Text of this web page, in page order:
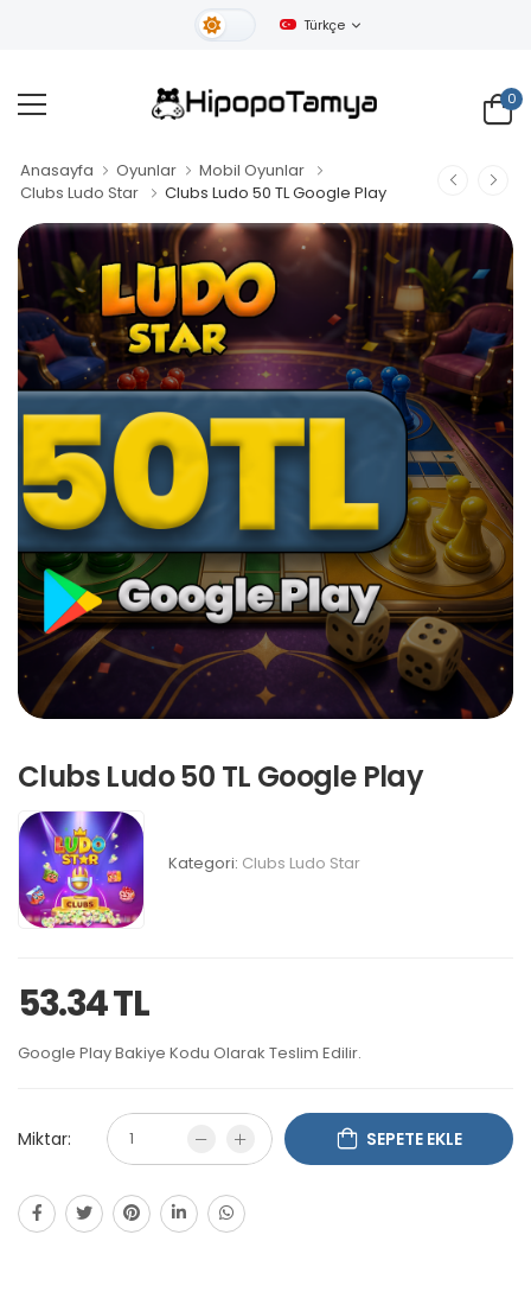
Gündüz Tema
Türkçe
0
Anasayfa Oyunlar
Mobil Oyunlar
Clubs Ludo Star
Clubs Ludo 50 TL Google Play
Clubs Ludo 50 TL Google Play
Kategori: Clubs Ludo Star
53.34 TL
Google Play Bakiye Kodu Olarak Teslim Edilir.
Miktar: SEPETE EKLE